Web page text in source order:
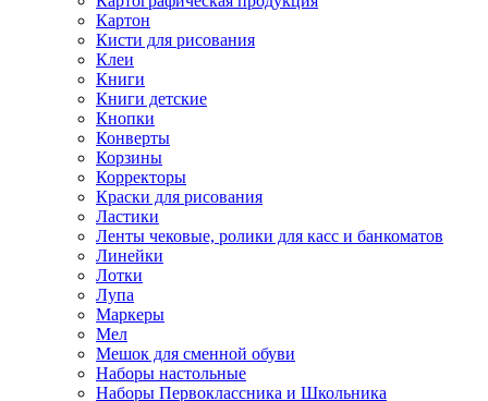
Картон
Кисти для рисования
Клеи
Книги
Книги детские
Кнопки
Конверты
Корзины
Корректоры
Краски для рисования
Ластики
Ленты чековые, ролики для касс и банкоматов
Линейки
Лотки
Лупа
Маркеры
Мел
Мешок для сменной обуви
Наборы настольные
Наборы Первоклассника и Школьника